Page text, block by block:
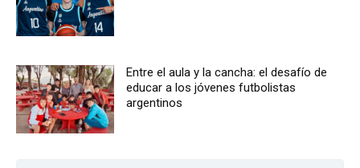
Entre el aula y la cancha: el desafío de
educar a los jóvenes futbolistas
argentinos